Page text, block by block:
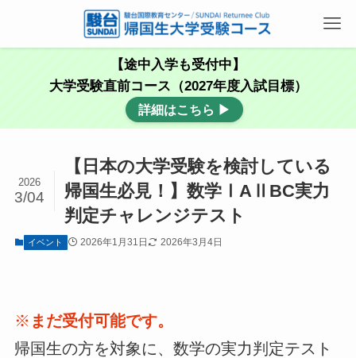
【途中入学も受付中】
大学受験直前コース（2027年度入試目標）
詳細はこちら ▶
【日本の大学受験を検討している
帰国生必見！】数学ⅠAⅡBC実力
判定チャレンジテスト
2026
3/04
イベント 2026年1月31日 2026年3月4日
※ まだ受付可能です。
帰国生の方を対象に、数学の実力判定テスト